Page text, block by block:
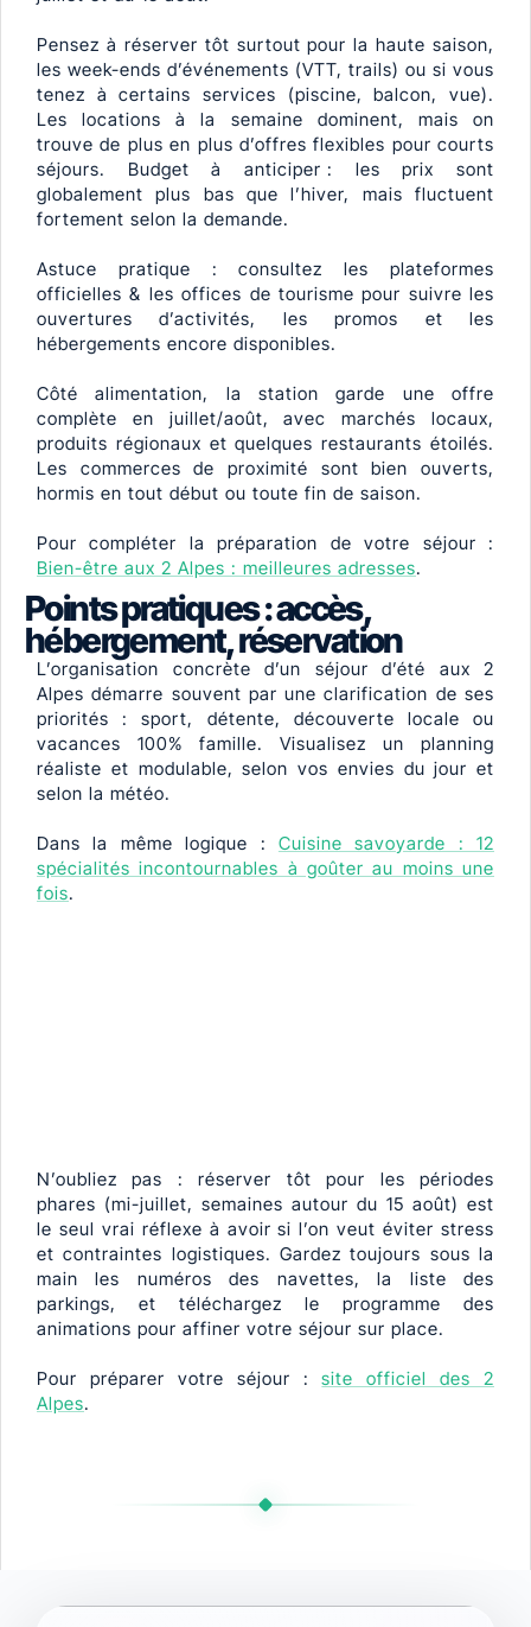
Pensez à réserver tôt surtout pour la haute saison,
les week-ends d’événements (VTT, trails) ou si vous
tenez à certains services (piscine, balcon, vue).
Les locations à la semaine dominent, mais on
trouve de plus en plus d’offres flexibles pour courts
séjours. Budget à anticiper : les prix sont
globalement plus bas que l’hiver, mais fluctuent
fortement selon la demande.
Astuce pratique : consultez les plateformes
officielles & les offices de tourisme pour suivre les
ouvertures d’activités, les promos et les
hébergements encore disponibles.
Côté alimentation, la station garde une offre
complète en juillet/août, avec marchés locaux,
produits régionaux et quelques restaurants étoilés.
Les commerces de proximité sont bien ouverts,
hormis en tout début ou toute fin de saison.
Pour compléter la préparation de votre séjour :
Bien-être aux 2 Alpes : meilleures adresses.
Points pratiques : accès,
hébergement, réservation
L’organisation concrète d’un séjour d’été aux 2
Alpes démarre souvent par une clarification de ses
priorités : sport, détente, découverte locale ou
vacances 100% famille. Visualisez un planning
réaliste et modulable, selon vos envies du jour et
selon la météo.
Dans la même logique : Cuisine savoyarde : 12
spécialités incontournables à goûter au moins une
fois.
N’oubliez pas : réserver tôt pour les périodes
phares (mi-juillet, semaines autour du 15 août) est
le seul vrai réflexe à avoir si l’on veut éviter stress
et contraintes logistiques. Gardez toujours sous la
main les numéros des navettes, la liste des
parkings, et téléchargez le programme des
animations pour affiner votre séjour sur place.
Pour préparer votre séjour :site officiel des 2
Alpes.